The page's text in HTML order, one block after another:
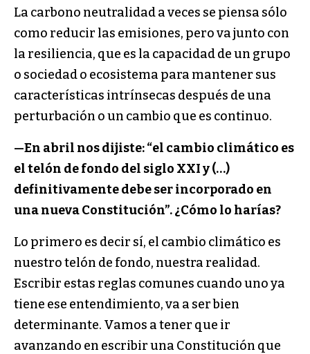
La carbono neutralidad a veces se piensa sólo
como reducir las emisiones, pero va junto con
la resiliencia, que es la capacidad de un grupo
o sociedad o ecosistema para mantener sus
características intrínsecas después de una
perturbación o un cambio que es continuo.
—En abril nos dijiste: “el cambio climático es
el telón de fondo del siglo XXI y (…)
definitivamente debe ser incorporado en
una nueva Constitución”. ¿Cómo lo harías?
Lo primero es decir sí, el cambio climático es
nuestro telón de fondo, nuestra realidad.
Escribir estas reglas comunes cuando uno ya
tiene ese entendimiento, va a ser bien
determinante. Vamos a tener que ir
avanzando en escribir una Constitución que